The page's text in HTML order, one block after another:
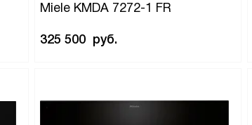
Miele KMDA 7272-1 FR
325 500 руб.